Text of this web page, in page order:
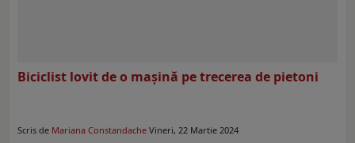
Biciclist lovit de o mașină pe trecerea de pietoni
Scris de Mariana Constandache Vineri, 22 Martie 2024